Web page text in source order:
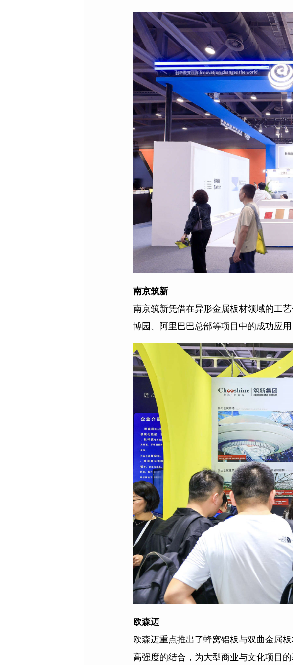
南京筑新
南京筑新凭借在异形金属板材领域的工
博园、阿里巴巴总部等项目中的成功应
欧森迈
欧森迈重点推出了蜂窝铝板与双曲金属
高强度的结合，为大型商业与文化项目的